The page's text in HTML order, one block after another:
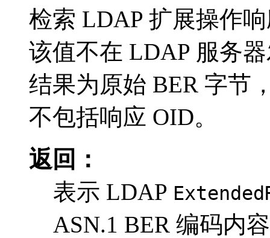
检索 LDAP 扩展操作
该值不在 LDAP 服务
结果为原始 BER 字节
不包括响应 OID。
返回：
表示 LDAP
ASN.1 BER 编码内